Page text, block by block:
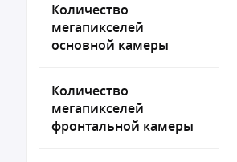
Количество
мегапикселей
основной камеры
Количество
мегапикселей
фронтальной камеры